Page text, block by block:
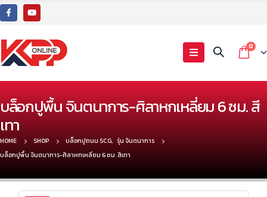
0
บล็อกปูพื้น จินตนาการ-ศิลาหกเหลี่ยม 6 ซม. สี
เทา
HOME SHOP บล็อกปูถนน SCG, รุ่น จินตนาการ
บล็อกปูพื้น จินตนาการ-ศิลาหกเหลี่ยม 6 ซม. สีเทา